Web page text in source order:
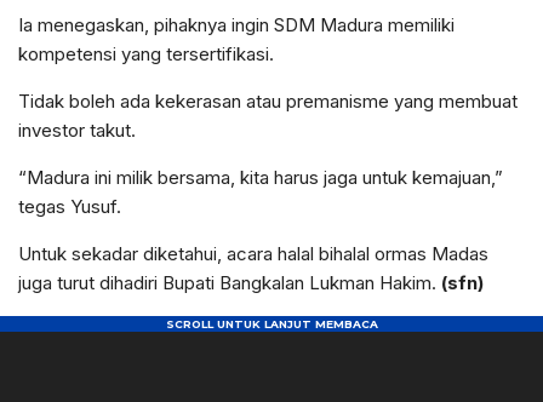
Ia menegaskan, pihaknya ingin SDM Madura memiliki
kompetensi yang tersertifikasi.
Tidak boleh ada kekerasan atau premanisme yang membuat
investor takut.
“Madura ini milik bersama, kita harus jaga untuk kemajuan,”
tegas Yusuf.
Untuk sekadar diketahui, acara halal bihalal ormas Madas
juga turut dihadiri Bupati Bangkalan Lukman Hakim. (sfn)